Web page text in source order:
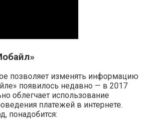
позволяет изменять информацию
появилось недавно — в 2017
облегчает использование
платежей в интернете.
понадобится: